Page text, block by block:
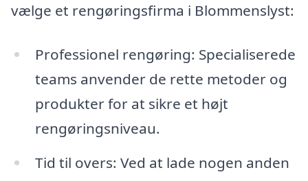
vælge et rengøringsfirma i Blommenslyst:
Professionel rengøring: Specialiserede
teams anvender de rette metoder og
produkter for at sikre et højt
rengøringsniveau.
Tid til overs: Ved at lade nogen anden